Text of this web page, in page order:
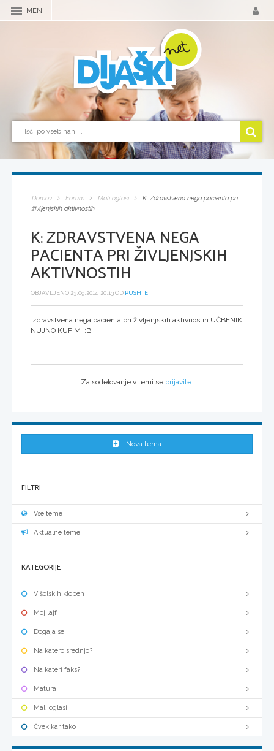
MENI
Domov Forum Mali oglasi
K: Zdravstvena nega pacienta pri
življenjskih aktivnostih
K: ZDRAVSTVENA NEGA
PACIENTA PRI ŽIVLJENJSKIH
AKTIVNOSTIH
OBJAVLJENO 23.09.2014, 20:13 OD PUSHTE
zdravstvena nega pacienta pri življenjskih aktivnostih UČBENIK
NUJNO KUPIM :B
Za sodelovanje v temi se prijavite
Nova tema
FILTRI
Vse teme
Aktualne teme
KATEGORIJE
V šolskih klopeh
Moj lajf
Dogaja se
Na katero srednjo?
Na kateri faks?
Matura
Mali oglasi
Čvek kar tako